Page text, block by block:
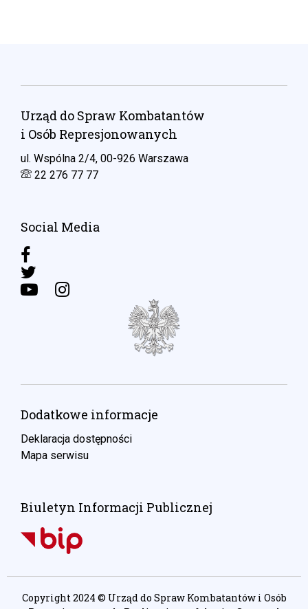
Urząd do Spraw Kombatantów
i Osób Represjonowanych
ul. Wspólna 2/4, 00-926 Warszawa
22 276 77 77
Social Media
Dodatkowe informacje
Deklaracja dostępności
Mapa serwisu
Biuletyn Informacji Publicznej
Copyright 2024 © Urząd do Spraw Kombatantów i Osób